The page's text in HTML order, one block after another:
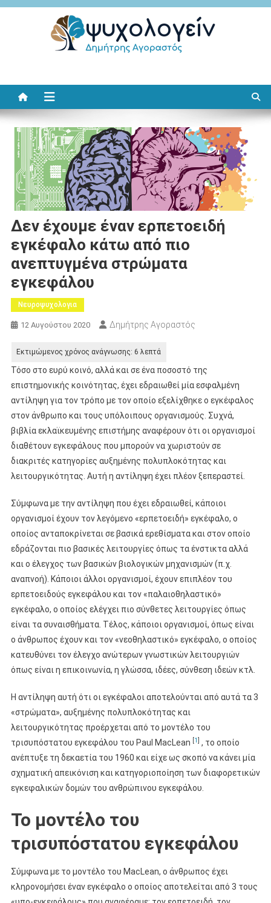
Μεταπηδήστε
Δεν έχουμε έναν ερπετοειδή
εγκέφαλο κάτω από πιο
ανεπτυγμένα στρώματα
εγκεφάλου
Νευροψυχολογια
12 Αυγούστου 2020 Δημήτρης Αγοραστός
Τόσο στο ευρύ κοινό, αλλά και σε ένα ποσοστό της
επιστημονικής κοινότητας, έχει εδραιωθεί μία εσφαλμένη
αντίληψη για τον τρόπο με τον οποίο εξελίχθηκε ο εγκέφαλος
στον άνθρωπο και τους υπόλοιπους οργανισμούς. Συχνά,
βιβλία εκλαϊκευμένης επιστήμης αναφέρουν ότι οι οργανισμοί
διαθέτουν εγκεφάλους που μπορούν να χωριστούν σε
διακριτές κατηγορίες αυξημένης πολυπλοκότητας και
λειτουργικότητας. Αυτή η αντίληψη έχει πλέον ξεπεραστεί.
Σύμφωνα με την αντίληψη που έχει εδραιωθεί, κάποιοι
οργανισμοί έχουν τον λεγόμενο «ερπετοειδή» εγκέφαλο, ο
οποίος ανταποκρίνεται σε βασικά ερεθίσματα και στον οποίο
εδράζονται πιο βασικές λειτουργίες όπως τα ένστικτα αλλά
και ο έλεγχος των βασικών βιολογικών μηχανισμών (π.χ.
αναπνοή). Κάποιοι άλλοι οργανισμοί, έχουν επιπλέον του
ερπετοειδούς εγκεφάλου και τον «παλαιοθηλαστικό»
εγκέφαλο, ο οποίος ελέγχει πιο σύνθετες λειτουργίες όπως
είναι τα συναισθήματα. Τέλος, κάποιοι οργανισμοί, όπως είναι
ο άνθρωπος έχουν και τον «νεοθηλαστικό» εγκέφαλο, ο οποίος
κατευθύνει τον έλεγχο ανώτερων γνωστικών λειτουργιών
όπως είναι η επικοινωνία, η γλώσσα, ιδέες, σύνθεση ιδεών κτλ.
Η αντίληψη αυτή ότι οι εγκέφαλοι αποτελούνται από αυτά τα 3
«στρώματα», αυξημένης πολυπλοκότητας και
λειτουργικότητας προέρχεται από το μοντέλο του
τρισυπόστατου εγκεφάλου του Paul MacLean [1] , το οποίο
ανέπτυξε τη δεκαετία του 1960 και είχε ως σκοπό να κάνει μία
σχηματική απεικόνιση και κατηγοριοποίηση των διαφορετικών
εγκεφαλικών δομών του ανθρώπινου εγκεφάλου.
Το μοντέλο του
τρισυπόστατου εγκεφάλου
Σύμφωνα με το μοντέλο του MacLean, ο άνθρωπος έχει
κληρονομήσει έναν εγκέφαλο ο οποίος αποτελείται από 3 τους